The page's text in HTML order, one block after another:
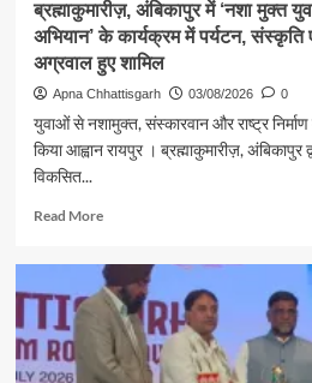
में
विधि-
विधान
से
जलाभिषेक,
प्रदेशवासियों
शांति,
और
खुशहाली
की
कामना
ब्रह्माकुमारीज़, अंबिकापुर में ‘नशा मुक्त
अभियान’ के कार्यक्रम में पर्यटन, संस्कृति
अग्रवाल हुए शामिल
Apna Chhattisgarh 03/08/2026 0
युवाओं से नशामुक्त, संस्कारवान और राष्ट्र
किया आह्वान रायपुर । ब्रह्माकुमारीज़, अंबिकापुर
विकसित...
Read MoreRead
ब्रह्माकुमारीज़,
अंबिकापुर
मुक्त